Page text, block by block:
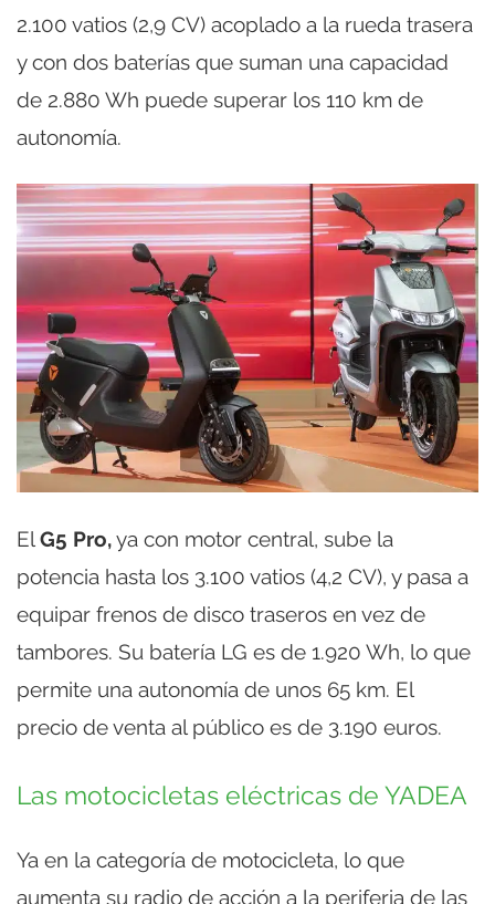
2.100 vatios (2,9 CV) acoplado a la rueda trasera
y con dos baterías que suman una capacidad
de 2.880 Wh puede superar los 110 km de
autonomía.
ElG5 Pro,ya con motor central, sube la
potencia hasta los 3.100 vatios (4,2 CV), y pasa a
equipar frenos de disco traseros en vez de
tambores. Su batería LG es de 1.920 Wh, lo que
permite una autonomía de unos 65 km. El
precio de venta al público es de 3.190 euros.
Las motocicletas eléctricas de YADEA
Ya en la categoría de motocicleta, lo que
aumenta su radio de acción a la periferia de las